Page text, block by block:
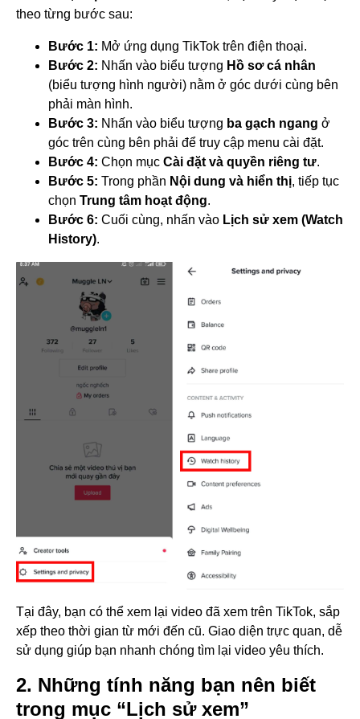
theo từng bước sau:
Bước 1: Mở ứng dụng TikTok trên điện thoại.
Bước 2: Nhấn vào biểu tượng Hồ sơ cá nhân
(biểu tượng hình người) nằm ở góc dưới cùng bên
phải màn hình.
Bước 3: Nhấn vào biểu tượng ba gạch ngang ở
góc trên cùng bên phải để truy cập menu cài đặt.
Bước 4: Chọn mục Cài đặt và quyền riêng tư.
Bước 5: Trong phần Nội dung và hiển thị, tiếp tục
chọn Trung tâm hoạt động.
Bước 6: Cuối cùng, nhấn vào Lịch sử xem (Watch
History).
Tại đây, bạn có thể xem lại video đã xem trên TikTok, sắp
xếp theo thời gian từ mới đến cũ. Giao diện trực quan, dễ
sử dụng giúp bạn nhanh chóng tìm lại video yêu thích.
2. Những tính năng bạn nên biết
trong mục “Lịch sử xem”